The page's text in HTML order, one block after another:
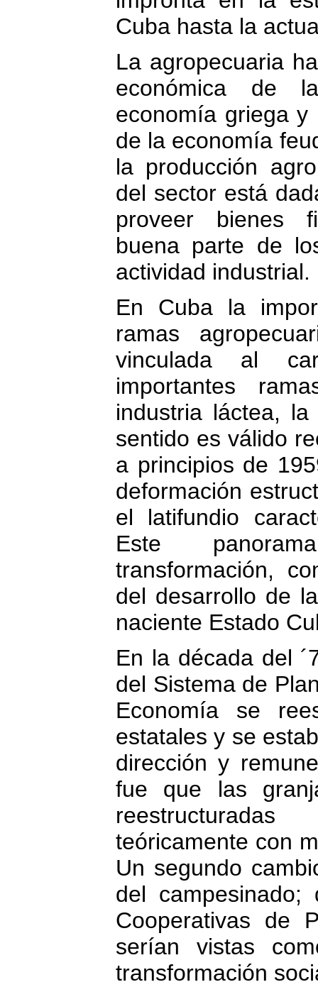
Cuba hasta la
La agropecuaria
económica de
economía griega
de la economía
la producción
del sector está
proveer bienes
buena parte de
actividad industrial.
En Cuba la
ramas
vinculada al
importantes
industria láctea,
sentido es válido
a principios de
deformación
el latifundio
Este
transformación,
del desarrollo de
naciente Estado
En la década del
del Sistema de
Economía se
estatales y se
dirección y
fue que las
teóricamente con
Un segundo
del
Cooperativas de
serían vistas
transformación